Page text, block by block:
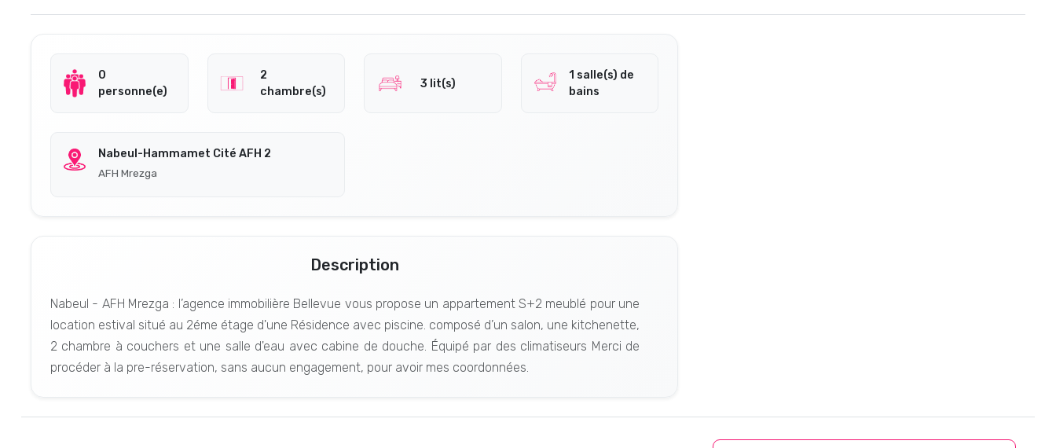
0
personne(e)
2
chambre(s)
3 lit(s)
1 salle(s) de
bains
Nabeul-Hammamet Cité AFH 2
AFH Mrezga
Description
Nabeul - AFH Mrezga : l’agence immobilière Bellevue vous propose un appartement S+2 meublé pour une
location estival situé au 2éme étage d'une Résidence avec piscine. composé d’un salon, une kitchenette,
2 chambre à couchers et une salle d'eau avec cabine de douche. Équipé par des climatiseurs Merci de
procéder à la pre-réservation, sans aucun engagement, pour avoir mes coordonnées.